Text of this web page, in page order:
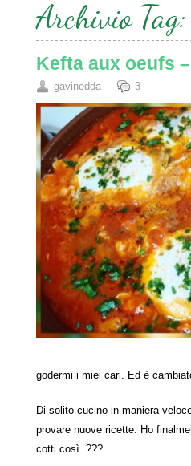
Archivio Tag:
Kefta aux oeufs
gavinedda 3
godermi i miei cari. Ed è
Di solito cucino in maniera
provare nuove ricette. Ho
cotti così. ???